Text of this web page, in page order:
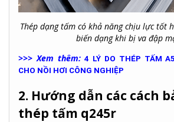
Thép dạng tấm có khả năng chịu lực tốt
biến dạng khi bị va đập
>>> Xem thêm:4 LÝ DO THÉP TẤM
CHO NỒI HƠI CÔNG NGHIỆP
2. Hướng dẫn các cách
thép tấm q245r